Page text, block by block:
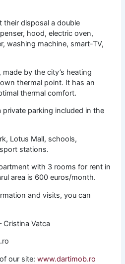
their disposal a double
hood, electric oven,
washing machine, smart-TV,
by the city’s heating
thermal point. It has an
thermal comfort.
parking included in the
Lotus Mall, schools,
stations.
with 3 rooms for rent in
area is 600 euros/month.
and visits, you can
Cristina Vatca
our site:www.dartimob.ro